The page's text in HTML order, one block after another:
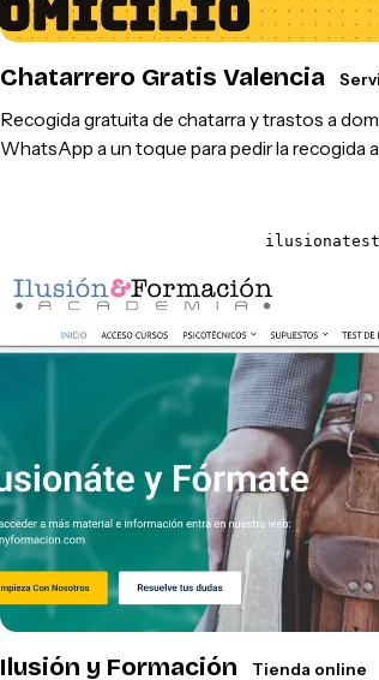
Chatarrero Gratis Valencia
Recogida gratuita de chatarra y trastos a
WhatsApp a un toque para pedir la recogida
Ilusión y Formación Tienda online